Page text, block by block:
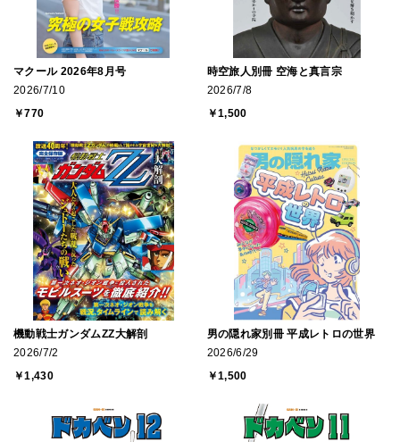
マクール 2026年8月号
2026/7/10
￥770
時空旅人別冊 空海と真言宗
2026/7/8
￥1,500
機動戦士ガンダムZZ大解剖
2026/7/2
￥1,430
男の隠れ家別冊 平成レトロの世界
2026/6/29
￥1,500